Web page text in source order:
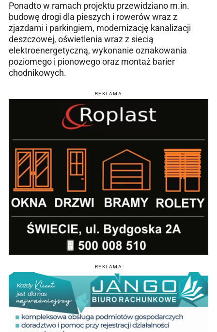
Ponadto w ramach projektu przewidziano m.in.
budowę drogi dla pieszych i rowerów wraz z
zjazdami i parkingiem, modernizację kanalizacji
deszczowej, oświetlenia wraz z siecią
elektroenergetyczną, wykonanie oznakowania
poziomego i pionowego oraz montaż barier
chodnikowych.
REKLAMA
REKLAMA